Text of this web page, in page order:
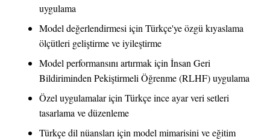
uygulama
Model değerlendirmesi için Türkçe'ye özgü kıyaslama
ölçütleri geliştirme ve iyileştirme
Model performansını artırmak için İnsan Geri
Bildiriminden Pekiştirmeli Öğrenme (RLHF) uygulama
Özel uygulamalar için Türkçe ince ayar veri setleri
tasarlama ve düzenleme
Türkçe dil nüansları için model mimarisini ve eğitim